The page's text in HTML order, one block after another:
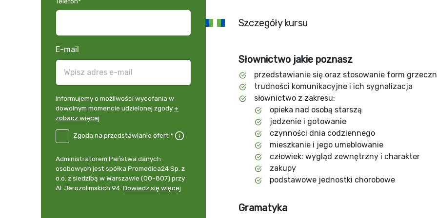
E-mail
Informujemy
o
możliwości
momencie
udzielonej
zgody
+
Informujemy o możliwości wycofania w
dowolnym momencie udzielonej zgody+
zobacz więcej
DE
przedstawianie
Zgoda na przedstawianie ofert *
Administrator
danych
osobowych
Administratorem Państwa danych
osobowych jest spółka Promedica24 Sp. z
o.o. z siedzibą w Warszawie (00-807) przy
Al. Jerozolimskich 94. Dowiedz się więcej
Szczegóły kursu
Słownictwo jakie poznasz
przedstawianie się oraz stosowanie form
trudności komunikacyjne i ich sygnalizacja
słownictwo z zakresu:
opieka nad osobą starszą
jedzenie i gotowanie
czynności dnia codziennego
mieszkanie i jego umeblowanie
człowiek: wygląd zewnętrzny i charakter
zakupy
podstawowe jednostki chorobowe
Gramatyka